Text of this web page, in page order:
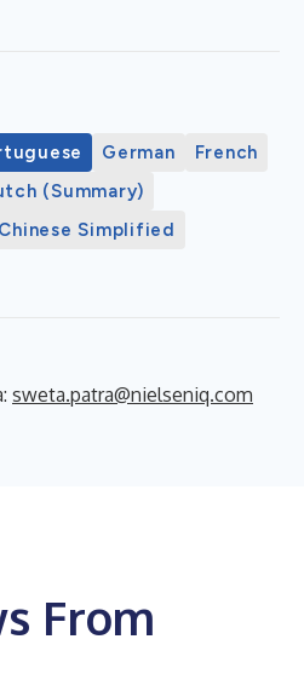
German
French
(Summary)
Chinese Simplified
sweta.patra@nielseniq.com
From